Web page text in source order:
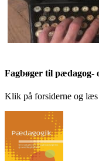
Fagbøger til pædagog-
Klik på forsiderne og læs